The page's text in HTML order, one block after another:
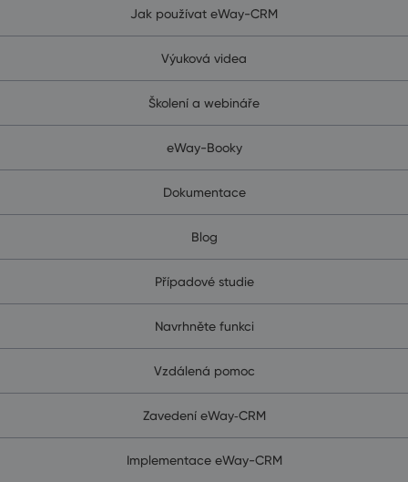
Jak používat eWay-CRM
Výuková videa
Školení a webináře
eWay-Booky
Dokumentace
Blog
Případové studie
Navrhněte funkci
Vzdálená pomoc
Zavedení eWay‑CRM
Implementace eWay-CRM